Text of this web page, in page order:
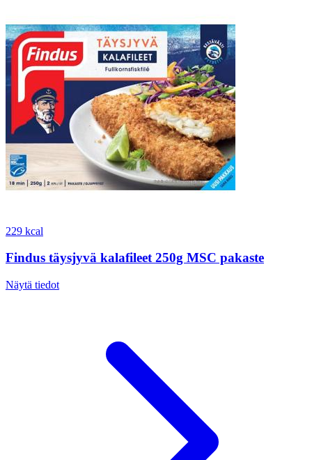
229 kcal
Findus täysjyvä kalafileet 250g MSC pakaste
Näytä tiedot